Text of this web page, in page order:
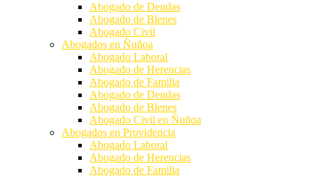
Abogado de Deudas
Abogado de Bienes
Abogado Civil
Abogados en Ñuñoa
Abogado Laboral
Abogado de Herencias
Abogado de Familia
Abogado de Deudas
Abogado de Bienes
Abogado Civil en Ñuñoa
Abogados en Providencia
Abogado Laboral
Abogado de Herencias
Abogado de Familia